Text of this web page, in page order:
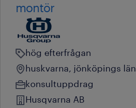
montör
hög efterfrågan
huskvarna, jönköpings län
konsultuppdrag
Husqvarna AB